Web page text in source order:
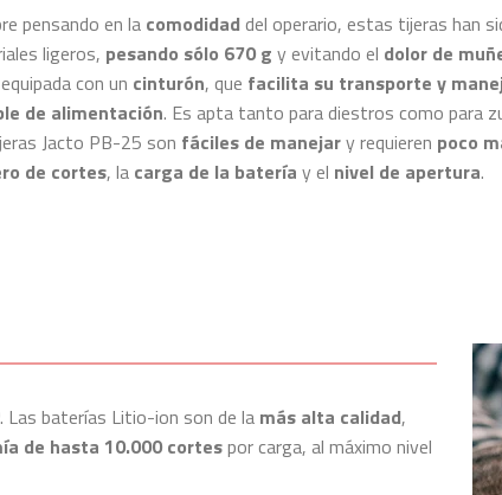
pensando en la comodidaddel operario, estas tijeras han
ligeros, pesando sólo 670 g y evitando el dolor de
con un cinturón, que facilita su transporte y
de alimentación. Es apta tanto para diestros como para
Jacto PB-25 son fáciles de manejary requieren poco
de cortes, la carga de la batería y el nivel de apertura.
Las baterías Litio-ion son de la más alta calidad,
de hasta 10.000 cortespor carga, al máximo nivel